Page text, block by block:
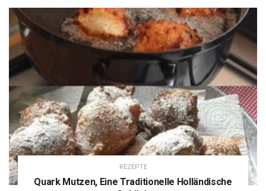
REZEPTE
Quark Mutzen, Eine Traditionelle Holländische